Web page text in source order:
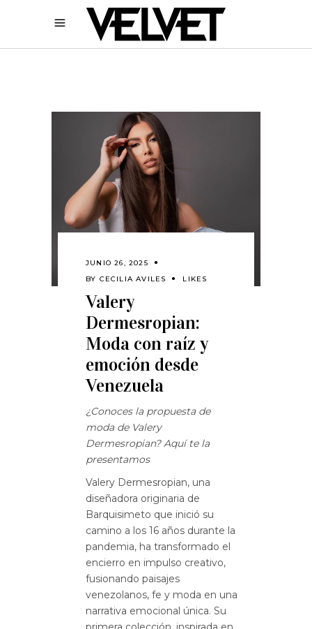
JUNIO 26, 2025
BY CECILIA AVILES LIKES
Valery
Dermesropian:
Moda con raíz y
emoción desde
Venezuela
¿Conoces la propuesta de
moda de Valery
Dermesropian? Aquí te la
presentamos
Valery Dermesropian, una
diseñadora originaria de
Barquisimeto que inició su
camino a los 16 años durante la
pandemia, ha transformado el
encierro en impulso creativo,
fusionando paisajes
venezolanos, fe y moda en una
narrativa emocional única. Su